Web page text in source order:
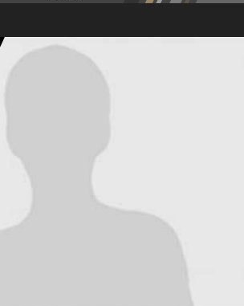
チーム・選手
加盟・登録
エントリー
ROAD SERIESとは